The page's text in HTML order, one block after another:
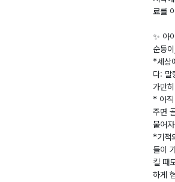
료를
✨ 아
순둥
*세상
다: 말
가만
* 아직
주면
붙어
*기적
들이
킬 때
하게